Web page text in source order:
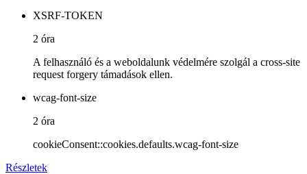
XSRF-TOKEN
2 óra
A felhasználó és a weboldalunk védelmére szolgál a cross-site
request forgery támadások ellen.
wcag-font-size
2 óra
cookieConsent::cookies.defaults.wcag-font-size
Részletek